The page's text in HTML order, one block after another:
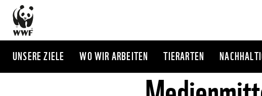
Direkt
zum
Inhalt
UNSERE ZIELE WO WIR ARBEITEN TIERARTEN